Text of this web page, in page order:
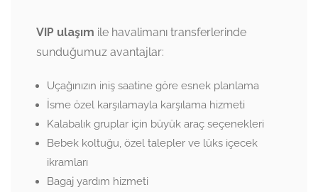
VIP ulaşım ile havalimanı transferlerinde
sunduğumuz avantajlar:
Uçağınızın iniş saatine göre esnek planlama
İsme özel karşılamayla karşılama hizmeti
Kalabalık gruplar için büyük araç seçenekleri
Bebek koltuğu, özel talepler ve lüks içecek
ikramları
Bagaj yardım hizmeti